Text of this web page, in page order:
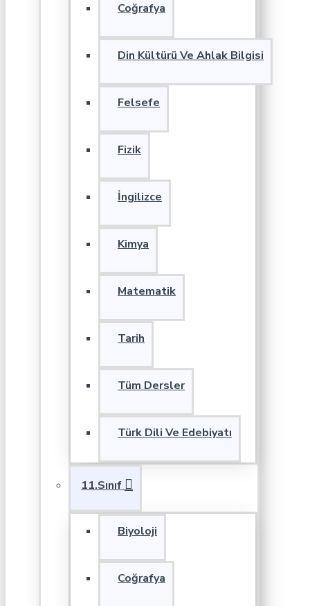
Coğrafya
Din Kültürü Ve Ahlak Bilgisi
Felsefe
Fizik
İngilizce
Kimya
Matematik
Tarih
Tüm Dersler
Türk Dili Ve Edebiyatı
11.Sınıf
Biyoloji
Coğrafya